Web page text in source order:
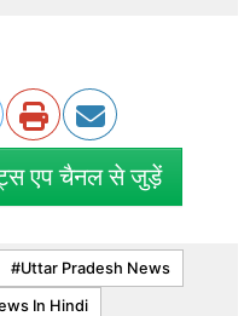
एप चैनल से जुड़ें
Uttar Pradesh News
In Hindi